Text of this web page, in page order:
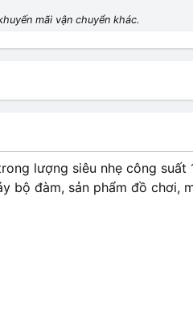
mãi vận chuyển khác.
lượng siêu nhẹ công suất
bộ đàm, sản phẩm đồ chơi,